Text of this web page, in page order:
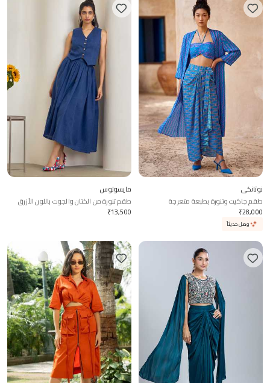
نوتانكي
طقم جاكيت وتنورة بطبعة متعرجة
₹28,000
وصل حديثاً
مايسولوس
طقم تنورة من الكتان والجوت باللون الأزرق
الداكن ₹13,500